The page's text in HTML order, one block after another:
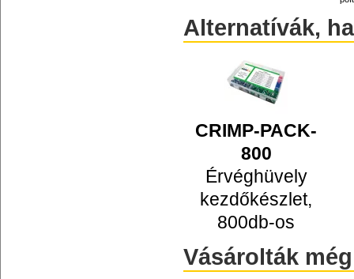
Alternatívák,
CRIMP-PACK-
800
Érvéghüvely
kezdőkészlet,
800db-os
Vásárolták még